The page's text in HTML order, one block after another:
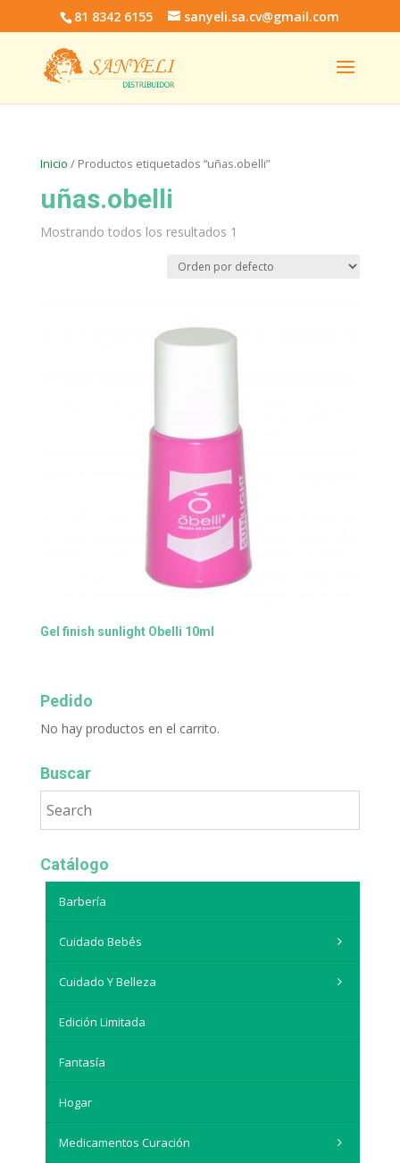
81 8342 6155 sanyeli.sa.cv@gmail.com
Inicio / Productos etiquetados “uñas.obelli”
uñas.obelli
Mostrando todos los resultados 1
Gel finish sunlight Obelli 10ml
Pedido
No hay productos en el carrito.
Buscar
Catálogo
Barbería
Cuidado Bebés
Cuidado Y Belleza
Edición Limitada
Fantasía
Hogar
Medicamentos Curación